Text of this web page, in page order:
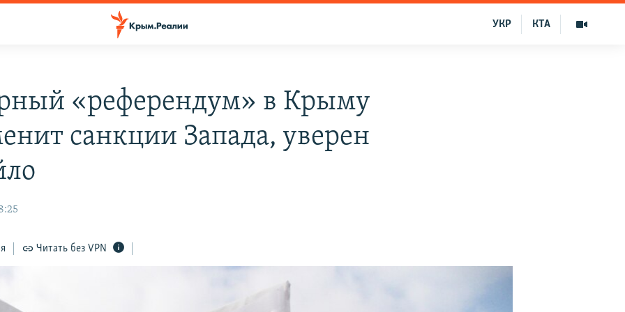
КТА
УКР
«референдум» в Крыму
санкции Запада, уверен
Читать без VPN